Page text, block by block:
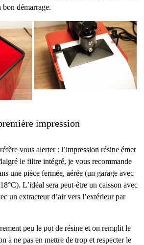
démarrage.
impression
vous alerter : l’impression résine émet
le filtre intégré, je vous recommande
une pièce fermée, aérée (un garage avec
L’idéal sera peut-être un caisson avec
un extracteur d’air vers l’extérieur par
peu le pot de résine et on remplit le
à ne pas en mettre de trop et respecter le